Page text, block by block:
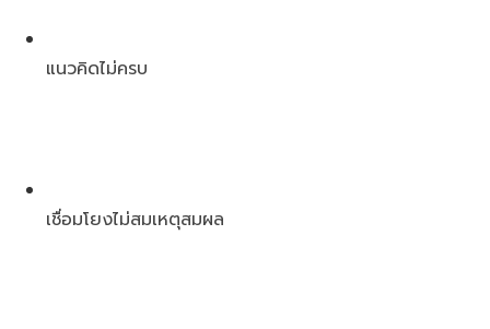
แนวคิดไม่ครบ
เชื่อมโยงไม่สมเหตุสมผล